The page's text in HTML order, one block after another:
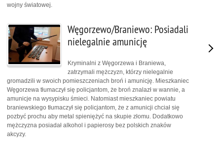
wojny światowej.
Węgorzewo/Braniewo: Posiadali
nielegalnie amunicję
Kryminalni z Węgorzewa i Braniewa,
zatrzymali mężczyzn, którzy nielegalnie
gromadzili w swoich pomieszczeniach broń i amunicję. Mieszkaniec
Węgorzewa tłumaczył się policjantom, że broń znalazł w wannie, a
amunicje na wysypisku śmieci. Natomiast mieszkaniec powiatu
braniewskiego tłumaczył się policjantom, że z amunicji chciał się
pozbyć prochu aby metal spieniężyć na skupie złomu. Dodatkowo
mężczyzna posiadał alkohol i papierosy bez polskich znaków
akcyzy.